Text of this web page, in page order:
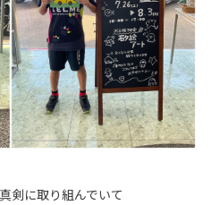
剣に取り組んでいて